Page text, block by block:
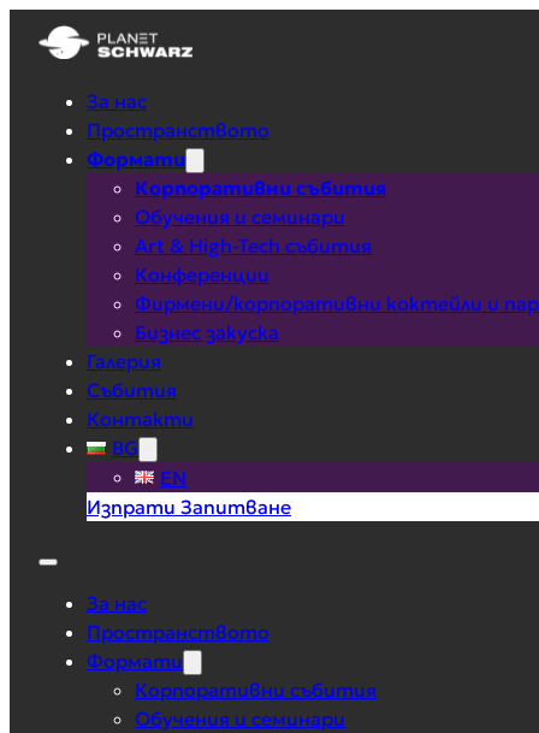
За нас
Пространството
Формати
Корпоративни събития
Обучения и семинари
Art & High-Tech събития
Конференции
Фирмени/корпоративни коктейли и
Бизнес закуска
Галерия
Събития
Контакти
BG
EN
Изпрати Запитване
За нас
Пространството
Формати
Корпоративни събития
Обучения и семинари